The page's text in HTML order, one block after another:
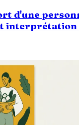
d'une
interprétation